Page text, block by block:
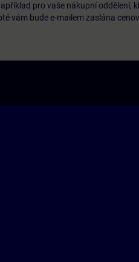
pro vaše nákupní oddělení,
vám bude e-mailem zaslána